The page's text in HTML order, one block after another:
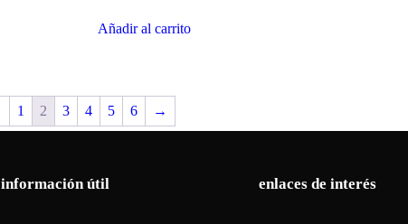
Añadir al carrito
1 2 3 4 5 6 →
información útil enlaces de interés